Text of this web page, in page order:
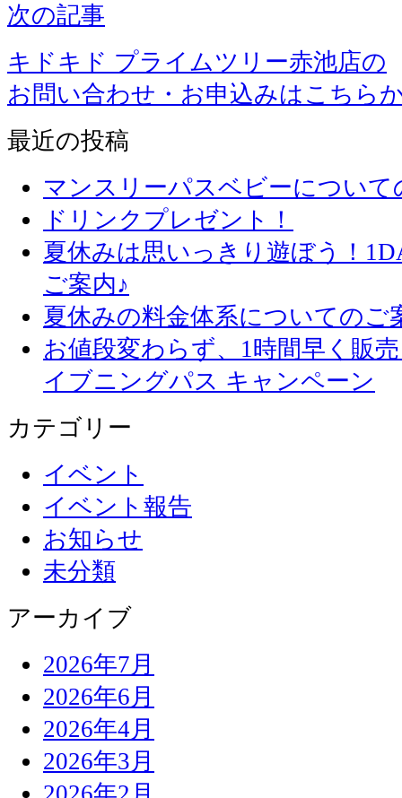
次の記事
キドキド プライムツリー赤池店の
お問い合わせ・お申込みはこちら
最近の投稿
マンスリーパスベビーについて
ドリンクプレゼント！
夏休みは思いっきり遊ぼう！
ご案内♪
夏休みの料金体系についてのご
お値段変わらず、1
イブニングパス キャンペーン
カテゴリー
イベント
イベント報告
お知らせ
未分類
アーカイブ
2026年7月
2026年6月
2026年4月
2026年3月